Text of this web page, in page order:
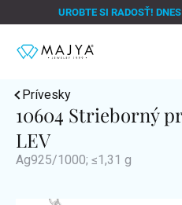
na
UROBTE SI RADOSŤ!
Prívesky
10604 Strieborný
LEV
Ag925/1000; ≤1,31 g